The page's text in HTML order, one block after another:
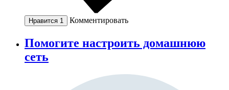
Нравится 1 Комментировать
Помогите настроить домашнюю
сеть